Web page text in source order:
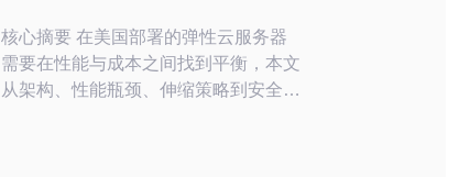
核心摘要 在美国部署的弹性云服务器
需要在性能与成本之间找到平衡，本文
从架构、性能瓶颈、伸缩策略到安全与